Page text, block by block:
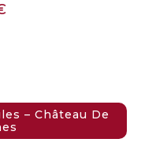
– Château De